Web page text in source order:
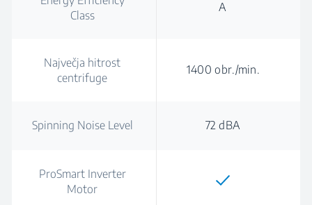
Class
A
Največja hitrost
centrifuge
1400 obr./min.
Spinning Noise Level 72 dBA
ProSmart Inverter
Motor